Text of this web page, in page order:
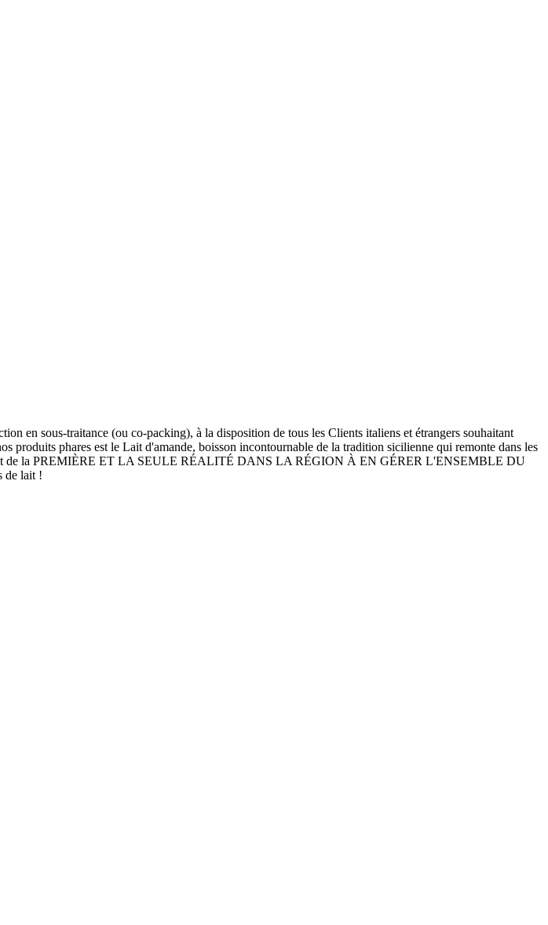
en sous-traitance (ou co-packing), à la disposition de tous les Clients italiens et étrangers souhaitant
produits phares est le Lait d'amande, boisson incontournable de la tradition sicilienne qui remonte dans les
de la PREMIÈRE ET LA SEULE RÉALITÉ DANS LA RÉGION À EN GÉRER L'ENSEMBLE DU
de lait !